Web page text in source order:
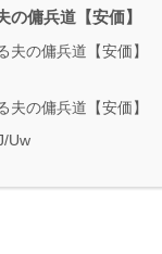
の傭兵道【安価】
夫の傭兵道【安価
夫の傭兵道【安価】
Uw